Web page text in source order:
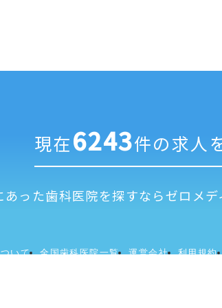
現在6243件の求人
あった歯科医院を探すならゼロメ
いて 全国歯科医院一覧 運営会社 利用規約